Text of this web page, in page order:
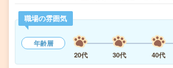
職場の雰囲気
年齢層
20代
30代 40代